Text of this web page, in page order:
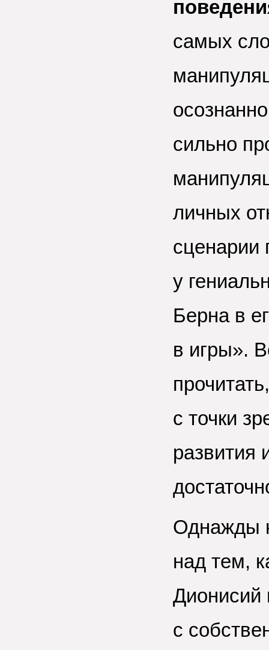
самых
сильно
личных
сценарии
у
Берна в
в игры».
с точки
развития
Однажды
над тем,
Дионисий
с